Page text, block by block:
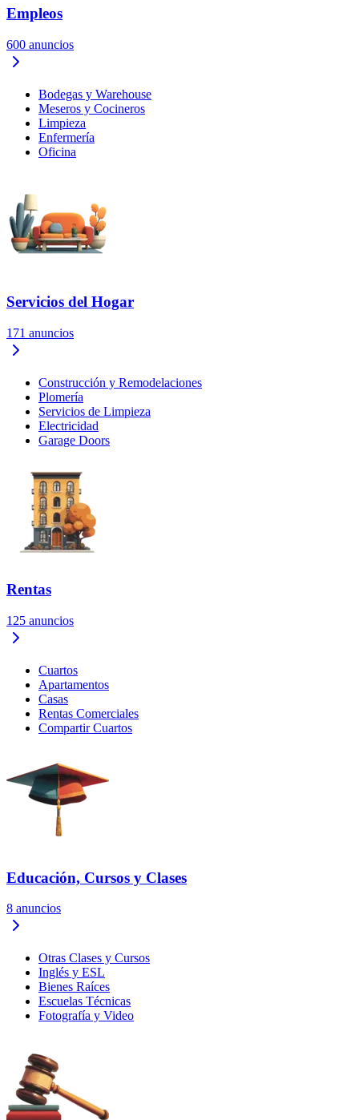
Empleos
600 anuncios
Bodegas y Warehouse
Meseros y Cocineros
Limpieza
Enfermería
Oficina
Servicios del Hogar
171 anuncios
Construcción y Remodelaciones
Plomería
Servicios de Limpieza
Electricidad
Garage Doors
Rentas
125 anuncios
Cuartos
Apartamentos
Casas
Rentas Comerciales
Compartir Cuartos
Educación, Cursos y Clases
8 anuncios
Otras Clases y Cursos
Inglés y ESL
Bienes Raíces
Escuelas Técnicas
Fotografía y Video